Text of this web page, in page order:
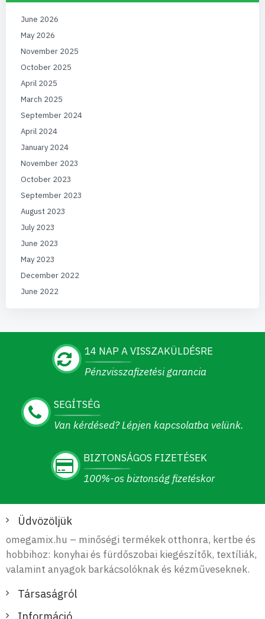
June 2026
May 2026
November 2025
October 2025
April 2025
March 2025
September 2024
April 2024
January 2024
November 2023
October 2023
September 2023
August 2023
July 2023
June 2023
May 2023
December 2022
June 2022
14 NAP A VISSZAKÜLDÉSRE
Pénzvisszafizetési garancia
SEGÍTSÉG
Van kérdésed? Lépjen kapcsolatba velünk.
BIZTONSÁGOS FIZETÉSEK
100%-os biztonság fizetéskor
Üdvözöljük
omegamix.hu – minőségi termékek otthonra, kertbe és
hobbihoz: konyhai és fürdőszobai kiegészítők, textíliák,
valamint anyagok barkácsolóknak és kézműveseknek.
Társaságról